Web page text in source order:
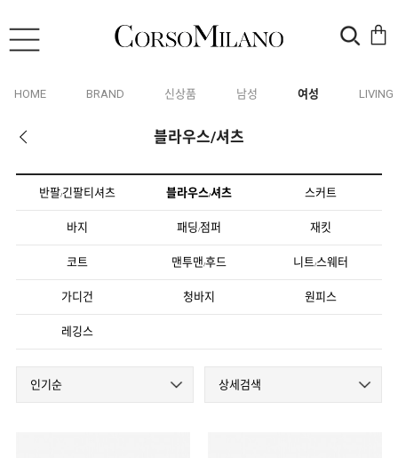
HOME BRAND 신상품 남성 여성 LIVING
블라우스/셔츠
반팔/긴팔티셔츠 블라우스/셔츠 스커트
바지 패딩/점퍼 재킷
코트 맨투맨/후드 니트/스웨터
가디건 청바지 원피스
레깅스
인기순 상세검색